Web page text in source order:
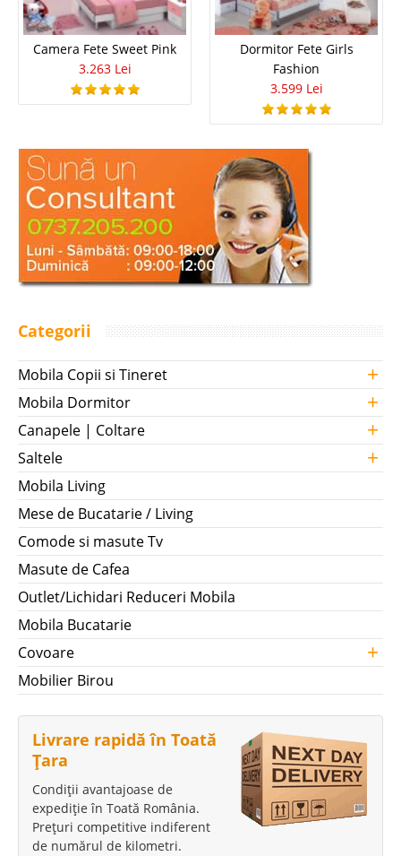
Camera Fete Sweet Pink
3.263 Lei
Dormitor Fete Girls
Fashion
3.599 Lei
Categorii
Mobila Copii si Tineret +
Mobila Dormitor +
Canapele | Coltare +
Saltele +
Mobila Living
Mese de Bucatarie / Living
Comode si masute Tv
Masute de Cafea
Outlet/Lichidari Reduceri Mobila
Mobila Bucatarie
Covoare
+
Mobilier Birou
Livrare rapidă în Toată
Țara
Condiții avantajoase de
expediție în Toată România.
Prețuri competitive indiferent
de numărul de kilometri.